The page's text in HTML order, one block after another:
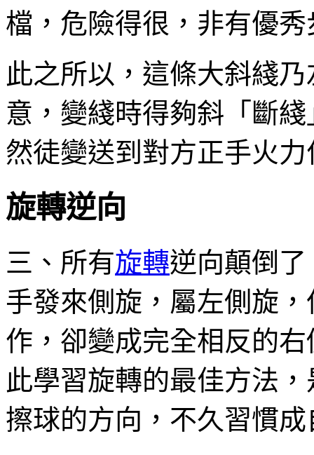
檔，危險得很，非有優
此之所以，這條大斜綫
意，變綫時得夠斜「斷
然徒變送到對方正手火力
旋轉逆向
三、所有旋轉逆向顛倒
手發來側旋，屬左側旋
作，卻變成完全相反的
此學習旋轉的最佳方法
擦球的方向，不久習慣